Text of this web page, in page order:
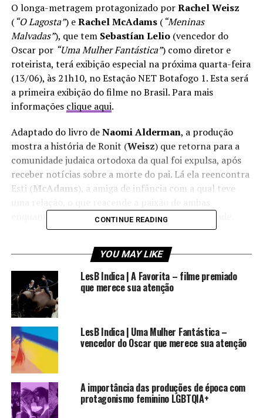
O longa-metragem protagonizado porRachel Weisz
(“O Lagosta”) eRachel McAdams(“Meninas
Malvadas”), que tem Sebastían Lelio(vencedor do
Oscar por “Uma Mulher Fantástica”) como diretor e
roteirista, terá exibição especial na próxima quarta-feira
(13/06), às 21h10, no Estação NET Botafogo 1. Esta será
a primeira exibição do filme no Brasil. Para mais
informações clique aqui.
Adaptado do livro deNaomi Alderman, a produção
mostra a história de Ronit (Weisz) que retorna para a
comunidade judaica ortodoxa da qual foi expulsa, após
receber notícias sobre a morte do pai. Lá ela reencontra
Esti (McAdams), a amiga de infância com a qual teve
enquanto exploram os limites da fé e da sexualidade.
Sony Pictures Brasil já divulgou o trailer e o cartaz
nacional do longa. Confira:
CONTINUE READING
YOU MAY LIKE
LesB Indica | A Favorita – filme premiado
que merece sua atenção
LesB Indica | Uma Mulher Fantástica –
vencedor do Oscar que merece sua atenção
A importância das produções de época com
protagonismo feminino LGBTQIA+